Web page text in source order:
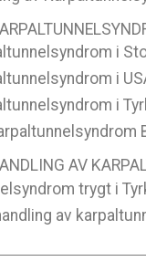
i
i
i
AV
trygt i
av